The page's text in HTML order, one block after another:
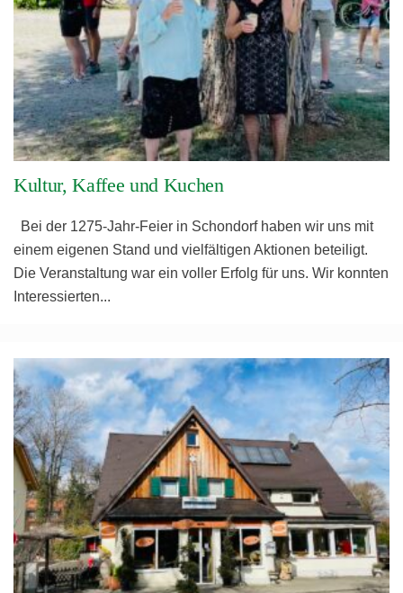
Kultur, Kaffee und Kuchen
Bei der 1275-Jahr-Feier in Schondorf haben wir uns mit
einem eigenen Stand und vielfältigen Aktionen beteiligt.
Die Veranstaltung war ein voller Erfolg für uns. Wir konnten
Interessierten...